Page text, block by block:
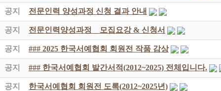
공지 전문인력 양성과정 신청 결과 안내
공지 전문인력양성과정 _ 모집요강 & 신청서
공지 ### 2025 한국서예협회 회원전 작품 감상
공지 ### 한국서예협회 발간서적(2012~2025) 전체입니다.
공지 한국서예협회 회원전 도록(2012~2025년)